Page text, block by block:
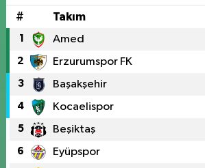
# Takım
1 Amed
2 Erzurumspor FK
3 Başakşehir
4 Kocaelispor
5 Beşiktaş
6 Eyüpspor